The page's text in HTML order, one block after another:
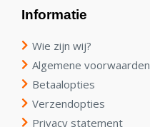
Informatie
Wie zijn wij?
Algemene voorwaarden
Betaalopties
Verzendopties
Privacy statement